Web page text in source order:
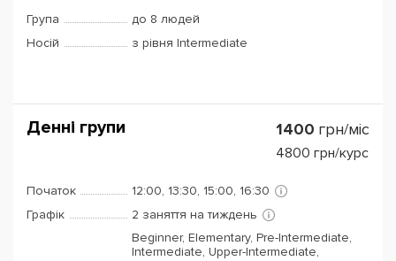
Група
до 8 людей
Носій
з рівня Intermediate
Денні групи 1400 грн/міс
4800 грн/курс
Початок
12:00, 13:30, 15:00, 16:30
Графік
2 заняття на тиждень
Beginner, Elementary, Pre-Intermediate,
Intermediate, Upper-Intermediate,